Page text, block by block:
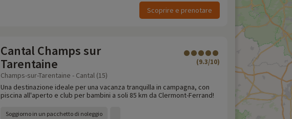
Scoprire e prenotare
Cantal Champs sur
Tarentaine
(9.3/10)
Champs-sur-Tarentaine - Cantal (15)
Una destinazione ideale per una vacanza tranquilla in campagna, con
piscina all'aperto e club per bambini a soli 85 km da Clermont-Ferrand!
Soggiorno in un pacchetto di noleggio